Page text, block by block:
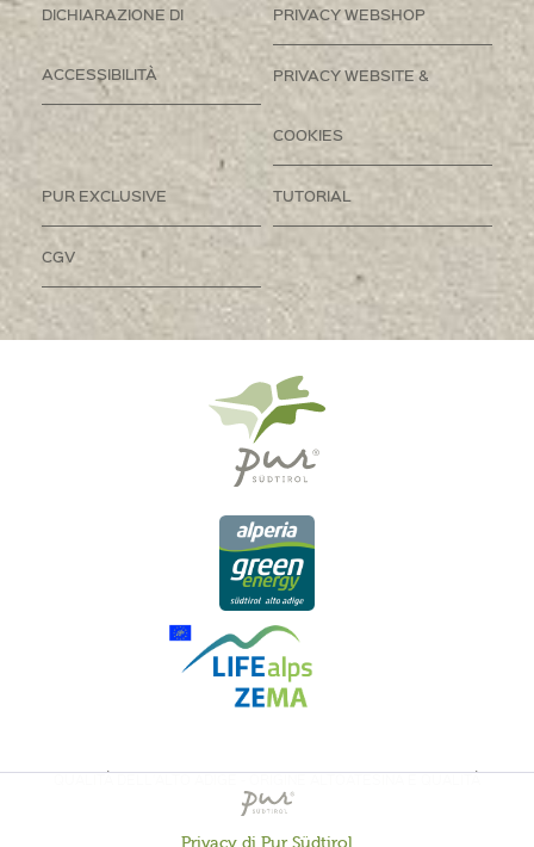
DICHIARAZIONE DI
ACCESSIBILITÀ
PRIVACY WEBSHOP
PRIVACY WEBSITE &
COOKIES
PUR EXCLUSIVE TUTORIAL
CGV
CONTROLLATA